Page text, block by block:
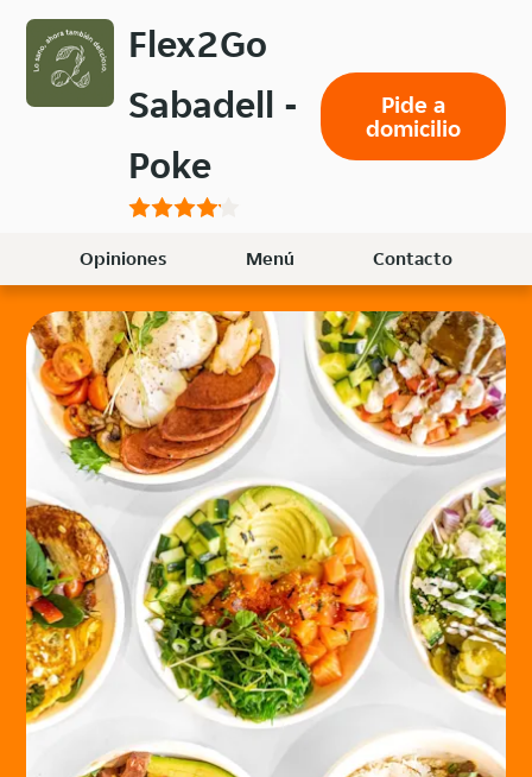
Volver
menú
principal
Flex2Go
Sabadell -
Poke
Pide a
domicilio
Opiniones Menú Contacto